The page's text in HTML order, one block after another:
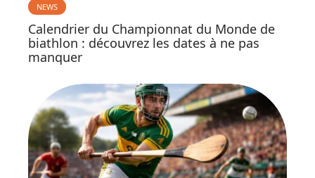
NEWS
Calendrier du Championnat du Monde de
biathlon : découvrez les dates à ne pas
manquer